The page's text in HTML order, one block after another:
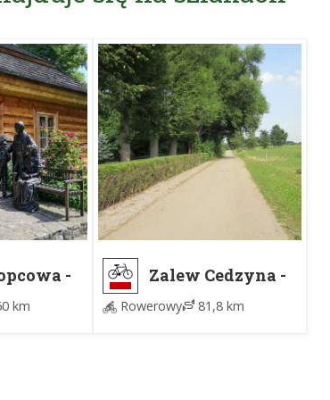
-
km
Zalew Cedzyna -
Opatów Rynek
Rowerowy 81,8 km